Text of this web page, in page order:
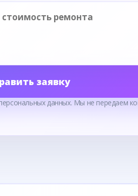
заявку
данных. Мы не передаем